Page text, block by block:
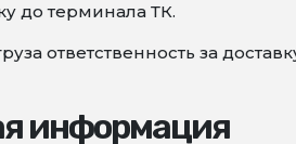
до терминала ТК.
ответственность за
информация